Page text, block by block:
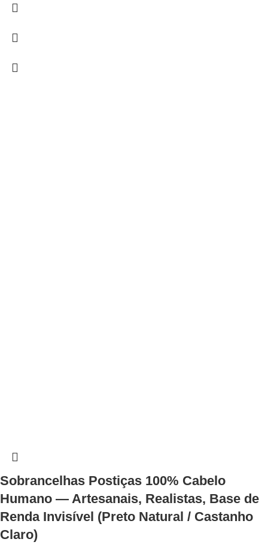
Sobrancelhas Postiças 100% Cabelo
Humano — Artesanais, Realistas, Base de
Renda Invisível (Preto Natural / Castanho
Claro)